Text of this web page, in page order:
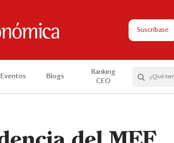
Suscríbase
Eventos Blogs
Ranking
CEO